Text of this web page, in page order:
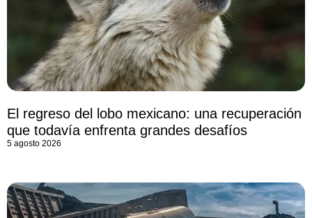
El regreso del lobo mexicano: una recuperación
que todavía enfrenta grandes desafíos
5 agosto 2026